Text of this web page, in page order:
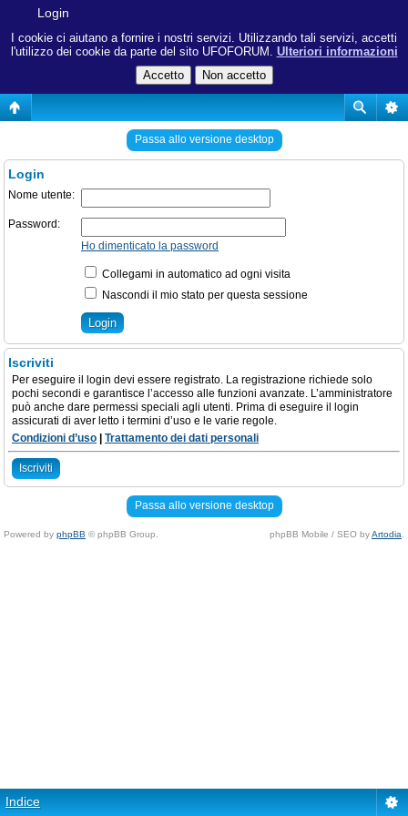
I cookie ci aiutano a fornire i nostri servizi. Utilizzando tali servizi, accetti
l'utilizzo dei cookie da parte del sito UFOFORUM. Ulteriori informazioni
Login
Passa allo versione desktop
Login
Nome utente:
Password:
Ho dimenticato la password
Collegami in automatico ad ogni visita
Nascondi il mio stato per questa sessione
Iscriviti
Per eseguire il login devi essere registrato. La registrazione richiede solo
pochi secondi e garantisce l’accesso alle funzioni avanzate. L’amministratore
può anche dare permessi speciali agli utenti. Prima di eseguire il login
assicurati di aver letto i termini d’uso e le varie regole.
Condizioni d’uso
Trattamento dei dati personali
Iscriviti
Passa allo versione desktop
Powered by phpBB © phpBB Group. phpBB Mobile / SEO byArtodia
Indice